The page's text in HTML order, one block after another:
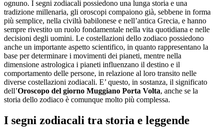
ognuno. I segni zodiacali possiedono una lunga storia e una
tradizione millenaria, gli oroscopi compaiono già, sebbene in forma
più semplice, nella civiltà babilonese e nell’antica Grecia, e hanno
sempre rivestito un ruolo fondamentale nella vita quotidiana e nelle
decisioni degli uomini. Le costellazioni dello zodiaco possiedono
anche un importante aspetto scientifico, in quanto rappresentano la
base per determinare i movimenti dei pianeti, mentre nella
dimensione astrologica i pianeti influenzano il destino e il
comportamento delle persone, in relazione al loro transito nelle
diverse costellazioni zodiacali. E’ questo, in sostanza, il significato
dell’Oroscopo del giorno Muggiano Porta Volta, anche se la
storia dello zodiaco è comunque molto più complessa.
I segni zodiacali tra storia e leggende